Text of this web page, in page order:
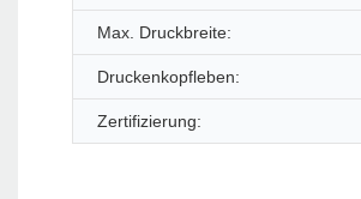
Max. Druckbreite:
Druckenkopfleben:
Zertifizierung: